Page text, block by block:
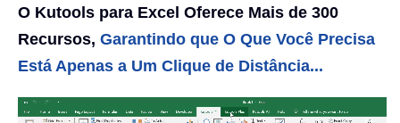
O Kutools para Excel Oferece Mais de 300
Recursos, Garantindo que O Que Você Precisa
Está Apenas a Um Clique de Distância...